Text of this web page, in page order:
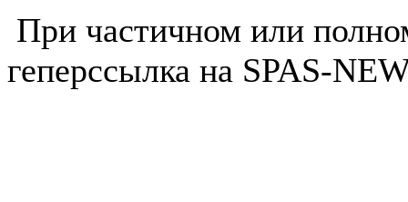
При частичном или
геперссылка на SPAS-